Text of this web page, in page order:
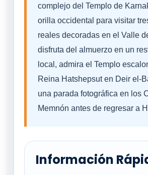
complejo del Templo de
orilla occidental para visitar
reales decoradas en el Valle
disfruta del almuerzo en un
local, admira el Templo
Reina Hatshepsut en Deir el-
una parada fotográfica en los
Memnón antes de regresar a
Información